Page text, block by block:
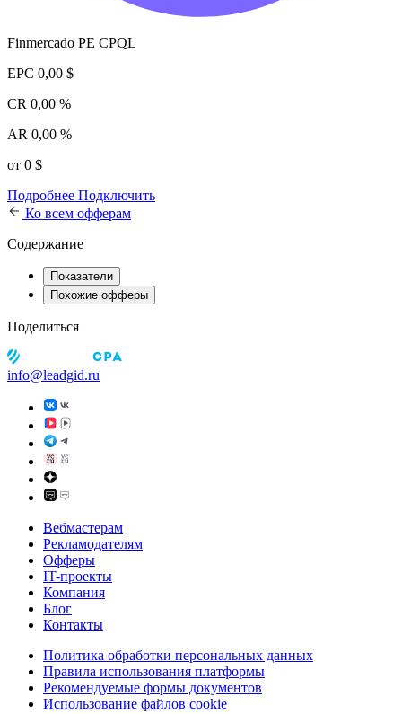
Finmercado PE CPQL
EPC 0,00 $
CR 0,00 %
AR 0,00 %
от 0 $
Подробнее Подключить
Ко всем офферам
Содержание
Показатели
Похожие офферы
Поделиться
info@leadgid.ru
Вебмастерам
Рекламодателям
Офферы
IT-проекты
Компания
Блог
Контакты
Политика обработки персональных данных
Правила использования платформы
Рекомендуемые формы документов
Использование файлов cookie